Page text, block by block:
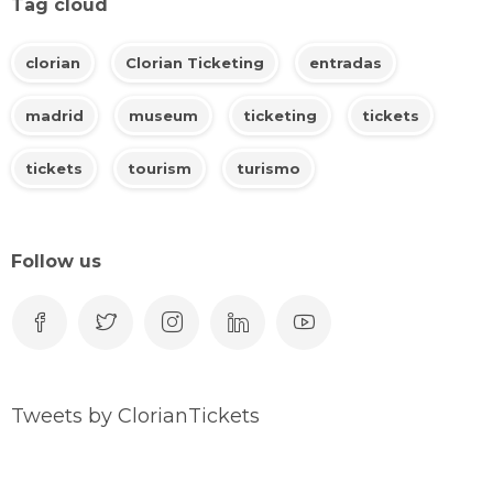
Tag cloud
clorian Clorian Ticketing entradas
madrid museum ticketing tickets
tickets tourism turismo
Follow us
Tweets by ClorianTickets